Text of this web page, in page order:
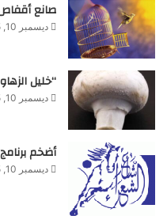
صانع
ديسمبر 10, 2025
“خليل
ديسمبر 10, 2025
أضخم
ديسمبر 10, 2025